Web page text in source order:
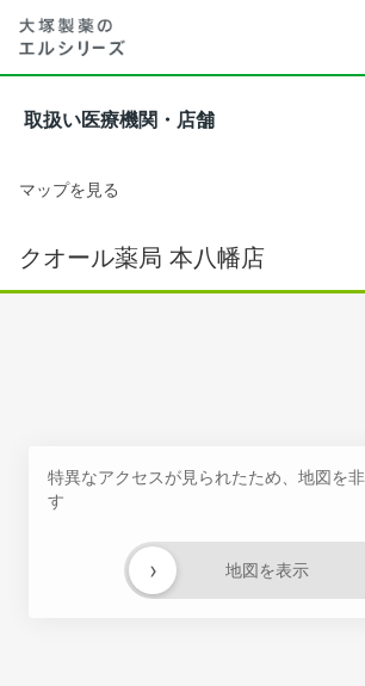
取扱い医療機関・店舗
マップを見る
クオール薬局 本八幡店
特異なアクセスが見られたため、地図を
す
地図を表示
›